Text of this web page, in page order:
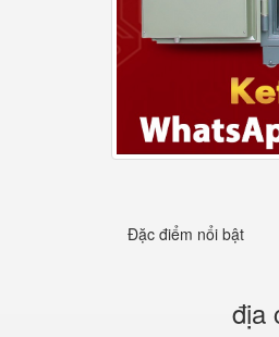
Đặc điểm nổi bật
địa